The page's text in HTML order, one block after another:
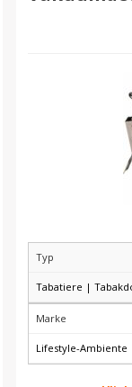
Typ
Tabatiere |
Marke
Lifestyle-Ambiente